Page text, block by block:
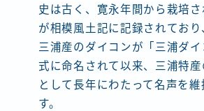
史は古く、寛永年間から栽培さ
が相模風土記に記録されてお
三浦産のダイコンが「三浦ダ
式に命名されて以来、三浦特産
として長年にわたって名声を維
す。